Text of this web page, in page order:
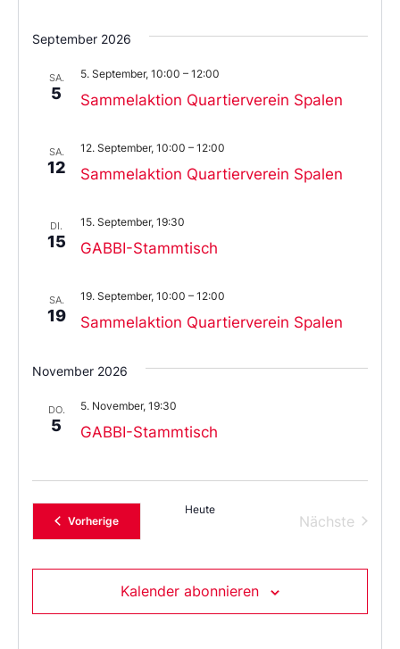
September 2026
SA.
5 Sammelaktion Quartierverein Spalen
5. September, 10:00 – 12:00
SA.
12 Sammelaktion Quartierverein Spalen
12. September, 10:00 – 12:00
DI.
15 GABBI-Stammtisch
15. September, 19:30
SA.
19 Sammelaktion Quartierverein Spalen
19. September, 10:00 – 12:00
November 2026
DO.
5 GABBI-Stammtisch
5. November, 19:30
VorherigeVeranstaltungen
Heute
Nächste
Kalender abonnieren